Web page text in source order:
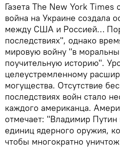
Газета The New York Times
война на Украине создала
между США и Россией…
последствиях", однако
мировую войну "в
поучительную историю".
целеустремленному
могущества. Отсутствие
последствиях войн стало
каждого американца.
отмечает: "Владимир Путин
единиц ядерного оружия,
чтобы многократно